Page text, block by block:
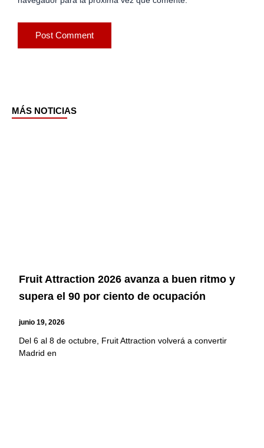
MÁS NOTICIAS
Fruit Attraction 2026 avanza a buen ritmo y
supera el 90 por ciento de ocupación
junio 19, 2026
Del 6 al 8 de octubre, Fruit Attraction volverá a convertir
Madrid en